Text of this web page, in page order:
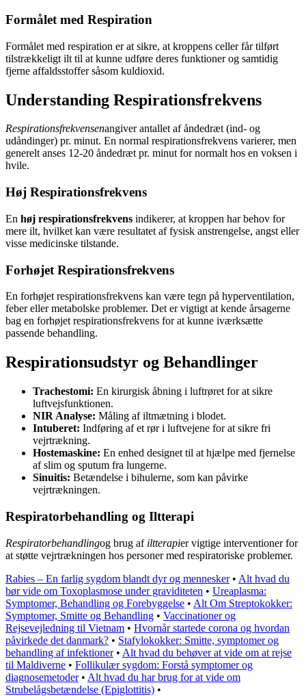
Formålet med Respiration
Formålet med respiration er at sikre, at kroppens celler får tilført
tilstrækkeligt ilt til at kunne udføre deres funktioner og samtidig
fjerne affaldsstoffer såsom kuldioxid.
Understanding Respirationsfrekvens
Respirationsfrekvensenangiver antallet af åndedræt (ind- og
udåndinger) pr. minut. En normal respirationsfrekvens varierer, men
generelt anses 12-20 åndedræt pr. minut for normalt hos en voksen i
hvile.
Høj Respirationsfrekvens
En høj respirationsfrekvens indikerer, at kroppen har behov for
mere ilt, hvilket kan være resultatet af fysisk anstrengelse, angst eller
visse medicinske tilstande.
Forhøjet Respirationsfrekvens
En forhøjet respirationsfrekvens kan være tegn på hyperventilation,
feber eller metabolske problemer. Det er vigtigt at kende årsagerne
bag en forhøjet respirationsfrekvens for at kunne iværksætte
passende behandling.
Respirationsudstyr og Behandlinger
Trachestomi: En kirurgisk åbning i luftrøret for at sikre
luftvejsfunktionen.
NIR Analyse: Måling af iltmætning i blodet.
Intuberet: Indføring af et rør i luftvejene for at sikre fri
vejrtrækning.
Hostemaskine: En enhed designet til at hjælpe med fjernelse
af slim og sputum fra lungerne.
Sinuitis: Betændelse i bihulerne, som kan påvirke
vejrtrækningen.
Respiratorbehandling og Iltterapi
Respiratorbehandlingog brug af iltterapier vigtige interventioner for
at støtte vejrtrækningen hos personer med respiratoriske problemer.
Rabies – En farlig sygdom blandt dyr og mennesker• Alt hvad du
bør vide om Toxoplasmose under graviditeten • Ureaplasma:
Symptomer, Behandling og Forebyggelse • Alt Om Streptokokker:
Symptomer, Smitte og Behandling • Vaccinationer og
Rejsevejledning til Vietnam • Hvornår startede corona og hvordan
påvirkede det danmark? • Stafylokokker: Smitte, symptomer og
behandling af infektioner• Alt hvad du behøver at vide om at rejse
til Maldiverne • Follikulær sygdom: Forstå symptomer og
diagnosemetoder• Alt hvad du har brug for at vide om
Strubelågsbetændelse (Epiglottitis) •